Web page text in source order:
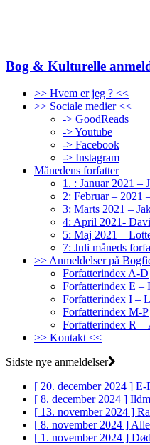
Bog & Kulturelle
>> Hvem er jeg ? <<
>> Sociale medier <<
-> GoodReads
-> Youtube
-> Facebook
-> Instagram
Månedens forfatter
1. : Januar 2021 –
2: Februar – 2021
3: Marts 2021 –
4: April 2021-
5: Maj 2021 –
7: Juli måneds
>> Anmeldelser på
Forfatterindex A-D
Forfatterindex E –
Forfatterindex I – L
Forfatterindex M-P
Forfatterindex R –
>> Kontakt <<
Sidste nye anmeldelser
[ 20. december 2024 ] E-
[ 8. december 2024 ]
[ 13. november 2024 ]
[ 8. november 2024 ]
[ 1. november 2024 ]